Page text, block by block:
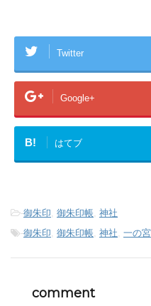
Twitter
Google+
B! はてブ
-御朱印 御朱印帳 神社
-御朱印 御朱印帳 神社 一の宮
comment